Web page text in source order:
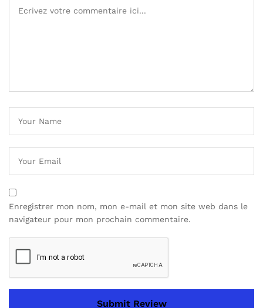
Enregistrer mon nom, mon e-mail et mon site web dans le
navigateur pour mon prochain commentaire.